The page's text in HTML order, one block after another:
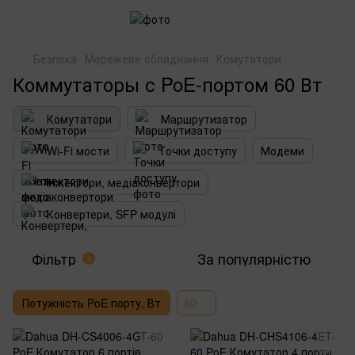
Безпека Мережеве обладнання Комутатори
Коммутаторы с PoE-портом 60 Вт
Комутатори
Маршрутизатор
Wi-Fi мости
Точки доступу
Модеми
Інжектори, медіаконвертори
Конвертери, SFP модулі
Фільтр 1 За популярністю
Потужність PoE порту, Вт 60